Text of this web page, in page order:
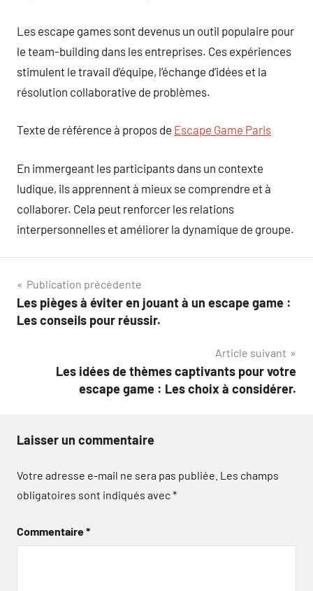
Les escape games sont devenus un outil populaire pour
le team-building dans les entreprises. Ces expériences
stimulent le travail d’équipe, l’échange d’idées et la
résolution collaborative de problèmes.
Texte de référence à propos de Escape Game Paris
En immergeant les participants dans un contexte
ludique, ils apprennent à mieux se comprendre et à
collaborer. Cela peut renforcer les relations
interpersonnelles et améliorer la dynamique de groupe.
Navigation
de
Publication précédente
Les pièges à éviter en jouant à un escape game :
Les conseils pour réussir.
Article suivant
Les idées de thèmes captivants pour votre
escape game : Les choix à considérer.
Laisser un commentaire
Votre adresse e-mail ne sera pas publiée. Les champs
obligatoires sont indiqués avec*
Commentaire*